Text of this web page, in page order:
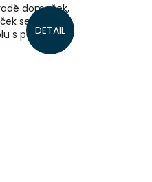
DETAIL
domeček,
se jmenuje
s pejskem